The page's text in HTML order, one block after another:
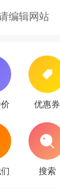
编辑网站
优惠券
搜索